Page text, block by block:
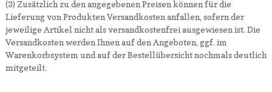
(3) Zusätzlich zu den angegebenen Preisen können für die
Lieferung von Produkten Versandkosten anfallen, sofern der
jeweilige Artikel nicht als versandkostenfrei ausgewiesen ist. Die
Versandkosten werden Ihnen auf den Angeboten, ggf. im
Warenkorbsystem und auf der Bestellübersicht nochmals deutlich
mitgeteilt.